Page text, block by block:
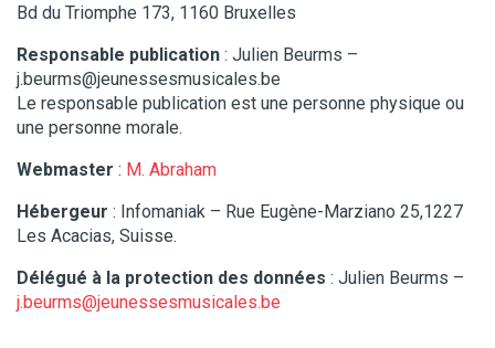
Bd du Triomphe 173, 1160 Bruxelles
Responsable publication : Julien Beurms –
j.beurms@jeunessesmusicales.be
Le responsable publication est une personne physique ou
une personne morale.
Webmaster : M. Abraham
Hébergeur : Infomaniak – Rue Eugène-Marziano 25,1227
Les Acacias, Suisse.
Délégué à la protection des données : Julien Beurms –
j.beurms@jeunessesmusicales.be